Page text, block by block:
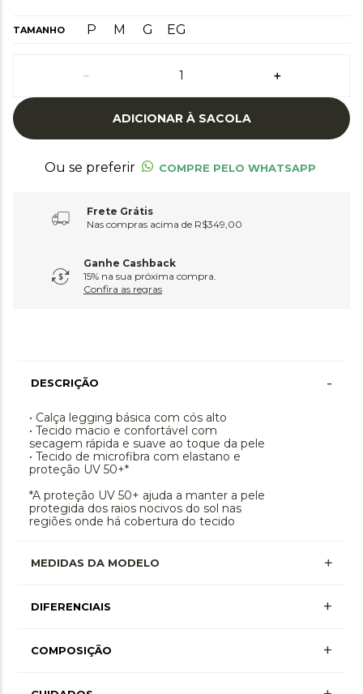
TAMANHO EG
G
M
P
＋
－
ADICIONAR À SACOLA
Ou se preferir COMPRE PELO WHATSAPP
Frete Grátis
Nas compras acima de R$349,00
Ganhe Cashback
15% na sua próxima compra.
Confira as regras
DESCRIÇÃO -
• Calça legging básica com cós alto
• Tecido macio e confortável com
secagem rápida e suave ao toque da pele
• Tecido de microfibra com elastano e
proteção UV 50+*
*A proteção UV 50+ ajuda a manter a pele
protegida dos raios nocivos do sol nas
regiões onde há cobertura do tecido
MEDIDAS DA MODELO
DIFERENCIAIS +
+ Mais Informações
COMPOSIÇÃO +